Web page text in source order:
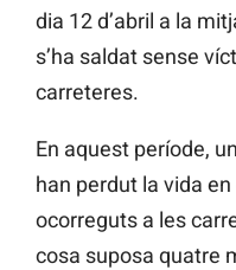
dia 12 d’abril a la
s’ha saldat sense
carreteres.
En aquest període,
han perdut la vida
ocorreguts a les
cosa suposa quatre